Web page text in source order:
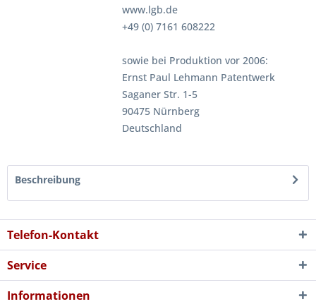
www.lgb.de
+49 (0) 7161 608222
sowie bei Produktion vor 2006:
Ernst Paul Lehmann Patentwerk
Saganer Str. 1-5
90475 Nürnberg
Deutschland
Beschreibung
Telefon-Kontakt
Service
Informationen